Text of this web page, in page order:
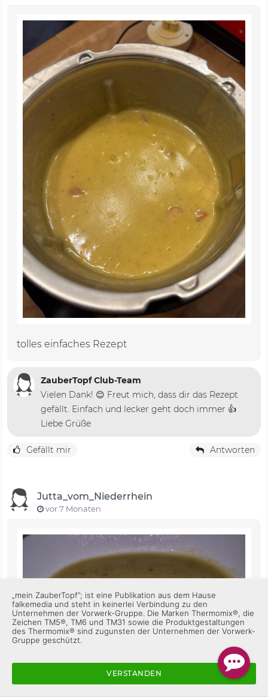
tolles einfaches Rezept
ZauberTopf Club-Team
Vielen Dank! 😊 Freut mich, dass dir das Rezept
gefällt. Einfach und lecker geht doch immer 👍
Liebe Grüße
Gefällt mir Antworten
Jutta_vom_Niederrhein
vor 7 Monaten
„mein ZauberTopf”; ist eine Publikation aus dem Hause
falkemedia und steht in keinerlei Verbindung zu den
Unternehmen der Vorwerk-Gruppe. Die Marken Thermomix®, die
Zeichen TM5®, TM6 und TM31 sowie die Produktgestaltungen
des Thermomix® sind zugunsten der Unternehmen der Vorwerk-
Gruppe geschützt.
VERSTANDEN